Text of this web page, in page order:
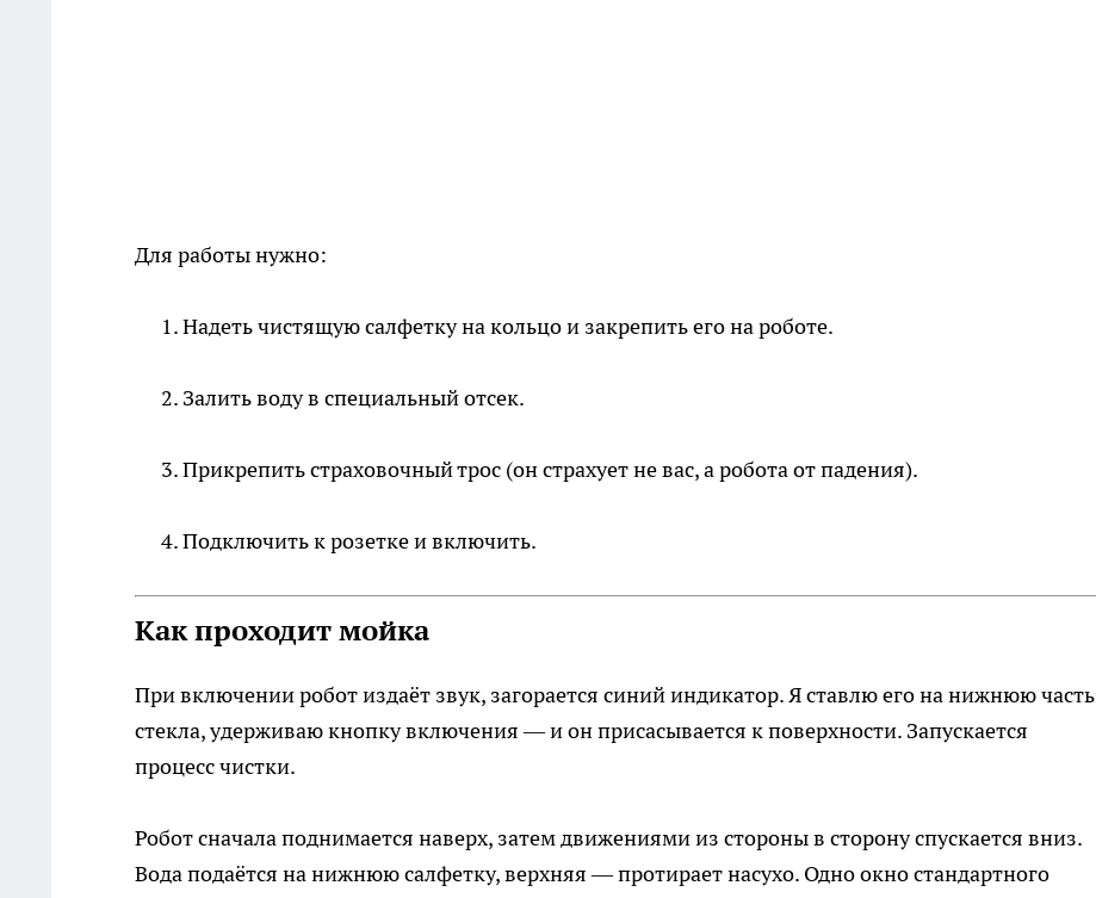
Для работы нужно:
Надеть чистящую салфетку на кольцо и закрепить его на роботе.
Залить воду в специальный отсек.
Прикрепить страховочный трос (он страхует не вас, а робота от падения).
Подключить к розетке и включить.
Как проходит мойка
При включении робот издаёт звук, загорается синий индикатор. Я ставлю его на нижнюю часть
стекла, удерживаю кнопку включения — и он присасывается к поверхности. Запускается
процесс чистки.
Робот сначала поднимается наверх, затем движениями из стороны в сторону спускается вниз.
Вода подаётся на нижнюю салфетку, верхняя — протирает насухо. Одно окно стандартного